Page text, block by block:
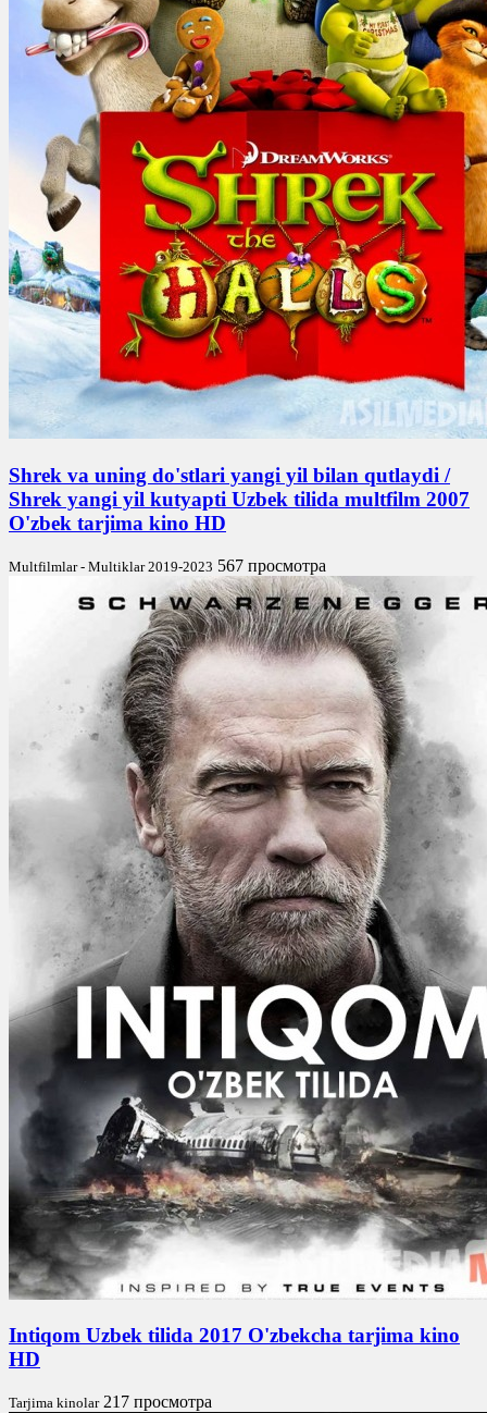
Shrek va uning do'stlari yangi yil bilan qutlaydi /
Shrek yangi yil kutyapti Uzbek tilida multfilm 2007
O'zbek tarjima kino HD
Multfilmlar - Multiklar 2019-2023 567 просмотра
Intiqom Uzbek tilida 2017 O'zbekcha tarjima kino
HD
Tarjima kinolar 217 просмотра